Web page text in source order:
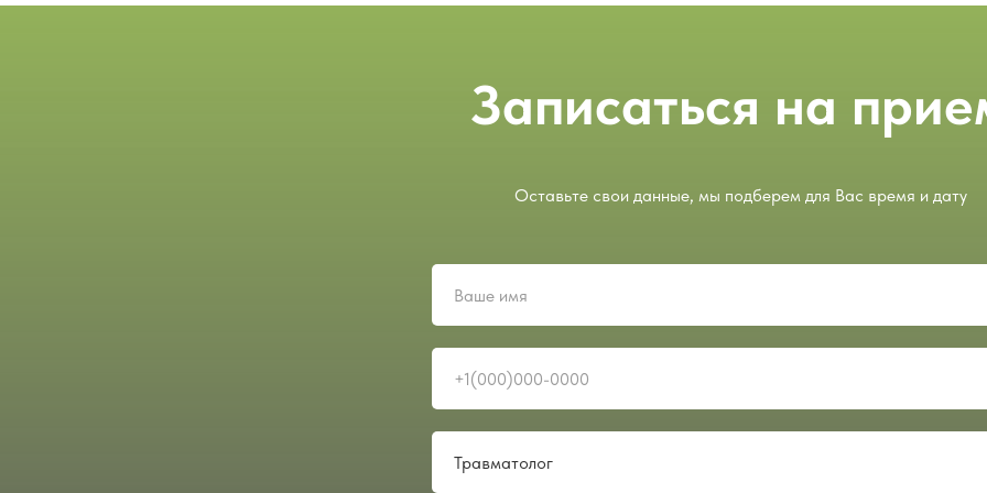
Записаться на
Оставьте свои данные, мы подберем для Вас время и дату